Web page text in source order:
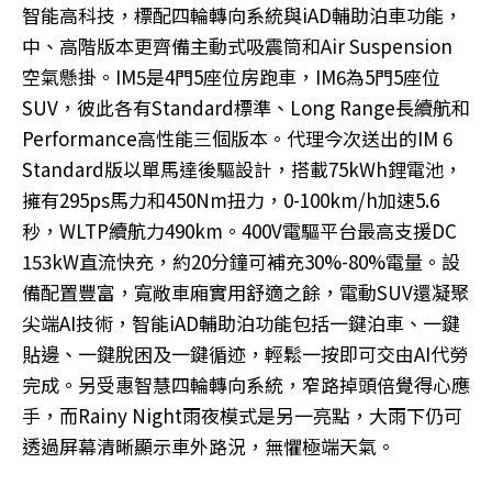
智能高科技，標配四輪轉向系統與iAD輔助泊車功能，
中、高階版本更齊備主動式吸震筒和Air Suspension
空氣懸掛。IM5是4門5座位房跑車，IM6為5門5座位
SUV，彼此各有Standard標準、Long Range長續航和
Performance高性能三個版本。代理今次送出的IM 6
Standard版以單馬達後驅設計，搭載75kWh鋰電池，
擁有295ps馬力和450Nm扭力，0-100km/h加速5.6
秒，WLTP續航力490km。400V電驅平台最高支援DC
153kW直流快充，約20分鐘可補充30%-80%電量。設
備配置豐富，寬敞車廂實用舒適之餘，電動SUV還凝聚
尖端AI技術，智能iAD輔助泊功能包括一鍵泊車、一鍵
貼邊、一鍵脫困及一鍵循迹，輕鬆一按即可交由AI代勞
完成。另受惠智慧四輪轉向系統，窄路掉頭倍覺得心應
手，而Rainy Night雨夜模式是另一亮點，大雨下仍可
透過屏幕清晰顯示車外路況，無懼極端天氣。